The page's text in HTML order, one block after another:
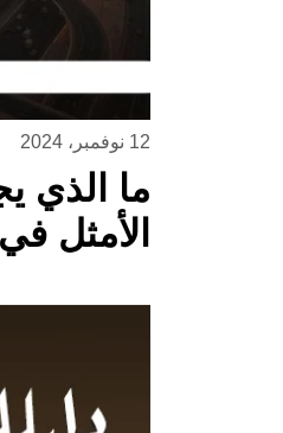
12 نوفمبر، 2024
ما الذي
الأمثل